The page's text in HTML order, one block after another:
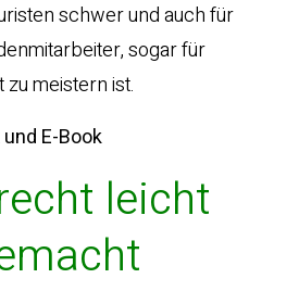
schwer und auch für
sogar für
meistern ist.
E-Book
leicht